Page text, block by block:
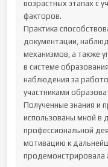
возрастных этапах с
факторов.
Практика
документации,
механизмов, а также
в системе
наблюдения за
участниками
Полученные знания и
использованы мной в
профессиональной
мотивацию к
продемонстрировала